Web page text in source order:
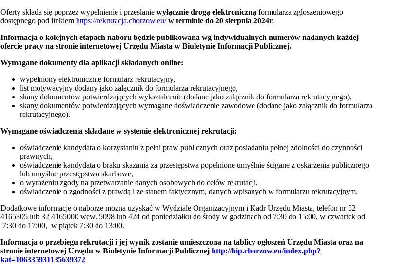
Oferty składa się poprzez wypełnienie i przesłanie wyłącznie drogą elektroniczną formularza zgłoszeniowego
dostępnego pod linkiem https://rekrutacja.chorzow.eu/ w terminie do 20 sierpnia 2024r.
Informacja o kolejnych etapach naboru będzie publikowana wg indywidualnych numerów nadanych każdej
ofercie pracy na stronie internetowej Urzędu Miasta w Biuletynie Informacji Publicznej.
Wymagane dokumenty dla aplikacji składanych online:
wypełniony elektronicznie formularz rekrutacyjny,
list motywacyjny dodany jako załącznik do formularza rekrutacyjnego,
skany dokumentów potwierdzających wykształcenie (dodane jako załącznik do formularza rekrutacyjnego),
skany dokumentów potwierdzających wymagane doświadczenie zawodowe (dodane jako załącznik do formularza
rekrutacyjnego).
Wymagane oświadczenia składane w systemie elektronicznej rekrutacji:
oświadczenie kandydata o korzystaniu z pełni praw publicznych oraz posiadaniu pełnej zdolności do czynności
prawnych,
oświadczenie kandydata o braku skazania za przestępstwa popełnione umyślnie ścigane z oskarżenia publicznego
lub umyślne przestępstwo skarbowe,
o wyrażeniu zgody na przetwarzanie danych osobowych do celów rekrutacji,
oświadczenie o zgodności z prawdą i ze stanem faktycznym, danych wpisanych w formularzu rekrutacyjnym.
Dodatkowe informacje o naborze można uzyskać w Wydziale Organizacyjnym i Kadr Urzędu Miasta, telefon nr 32
4165305 lub 32 4165000 wew. 5098 lub 424 od poniedziałku do środy w godzinach od 7:30 do 15:00, w czwartek od
7:30 do 17:00, w piątek 7:30 do 13:00.
Informacja o przebiegu rekrutacji i jej wynik zostanie umieszczona na tablicy ogłoszeń Urzędu Miasta oraz na
stronie internetowej Urzędu w Biuletynie Informacji Publicznej http://bip.chorzow.eu/index.php?
kat=106335931135639372